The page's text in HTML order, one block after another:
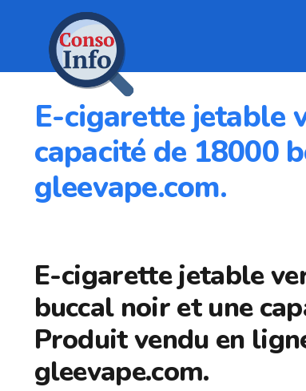
E-cigarette jetable
capacité de 18000
gleevape.com.
E-cigarette jetable
buccal noir et une
Produit vendu en
gleevape.com.